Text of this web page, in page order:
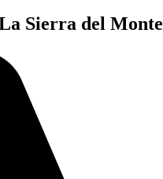
Sierra del Monte